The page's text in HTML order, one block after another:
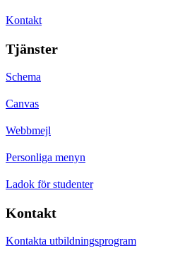
Kontakt
Tjänster
Schema
Canvas
Webbmejl
Personliga menyn
Ladok för studenter
Kontakt
Kontakta utbildningsprogram